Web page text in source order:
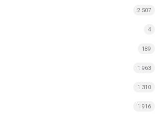
2 507
4
189
1 963
1 310
1 916